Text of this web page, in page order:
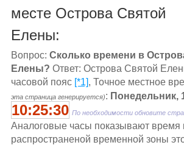
месте Острова Святой
Елены:
Вопрос: Сколько времени в
Елены? Ответ: Острова Святой
часовой пояс [*1], Точное местное
эта страница генерируется): Понедельник,
10:25:31 По необходимости обновите
Aналоговые часы показывают время
распространеной временной зоны